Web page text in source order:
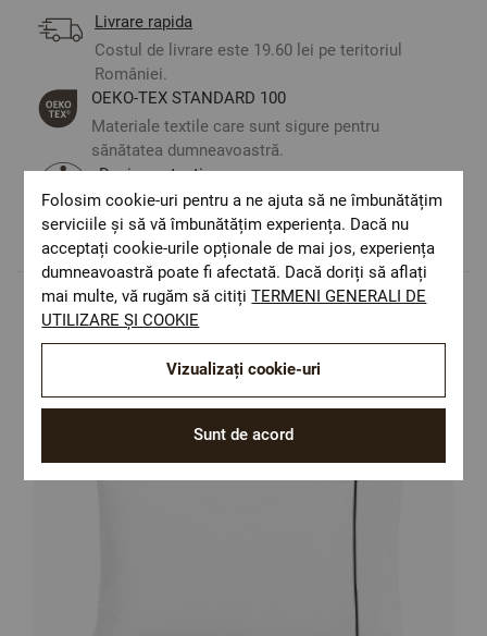
Livrare rapida
Costul de livrare este 19.60 lei pe teritoriul
României.
ОЕКО-ТЕX STANDARD 100
Materiale textile care sunt sigure pentru
sănătatea dumneavoastră.
Design autentic
Culori și imprimeuri pentru orice stil și
preferință.
Populare in aceasta categorie
Folosim cookie-uri pentru a ne ajuta să ne îmbunătățim
serviciile și să vă îmbunătățim experiența. Dacă nu
acceptați cookie-urile opționale de mai jos, experiența
dumneavoastră poate fi afectată. Dacă doriți să aflați
mai multe, vă rugăm să citițiTERMENI GENERALI DE
UTILIZARE ȘI COOKIE
Sunt de acord
Vizualizați cookie-uri